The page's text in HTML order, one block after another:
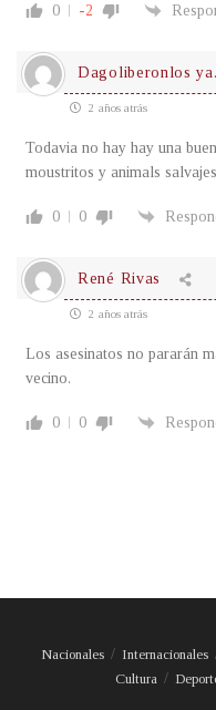
0 -2
Dagoliberonlos ya.
2 años atrás
Todavia no hay hay una
moustritos y animals
0 0
René Rivas
2 años atrás
Los asesinatos no pararán
vecino.
0 0
Nacionales Internacionales
Cultura